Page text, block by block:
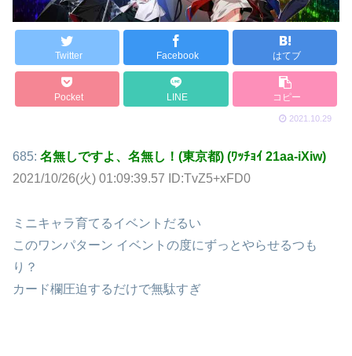
Twitter Facebook はてブ
Pocket LINE コピー
2021.10.29
685: 名無しですよ、名無し！(東京都) (ﾜｯﾁｮｲ 21aa-iXiw)
2021/10/26(火) 01:09:39.57 ID:TvZ5+xFD0
ミニキャラ育てるイベントだるい
このワンパターン イベントの度にずっとやらせるつも
り？
カード欄圧迫するだけで無駄すぎ